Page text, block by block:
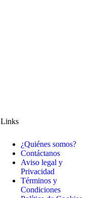
Links
¿Quiénes somos?
Contáctanos
Aviso legal y
Privacidad
Términos y
Condiciones